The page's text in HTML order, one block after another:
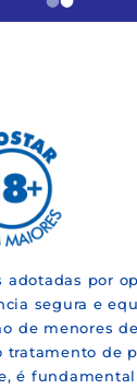
adotadas por
segura e
de menores
tratamento de
é